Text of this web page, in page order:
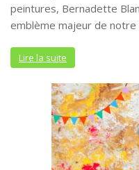
peintures, Bernadette
emblème majeur de
Lire la suite